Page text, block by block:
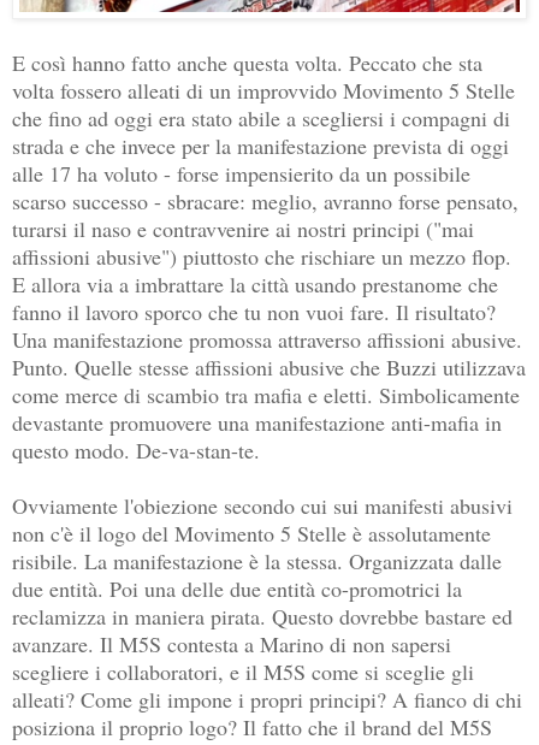
E così hanno fatto anche questa volta. Peccato che sta
volta fossero alleati di un improvvido Movimento 5 Stelle
che fino ad oggi era stato abile a scegliersi i compagni di
strada e che invece per la manifestazione prevista di oggi
alle 17 ha voluto - forse impensierito da un possibile
scarso successo - sbracare: meglio, avranno forse pensato,
turarsi il naso e contravvenire ai nostri principi ("mai
affissioni abusive") piuttosto che rischiare un mezzo flop.
E allora via a imbrattare la città usando prestanome che
fanno il lavoro sporco che tu non vuoi fare. Il risultato?
Una manifestazione promossa attraverso affissioni abusive.
Punto. Quelle stesse affissioni abusive che Buzzi utilizzava
come merce di scambio tra mafia e eletti. Simbolicamente
devastante promuovere una manifestazione anti-mafia in
questo modo. De-va-stan-te.
Ovviamente l'obiezione secondo cui sui manifesti abusivi
non c'è il logo del Movimento 5 Stelle è assolutamente
risibile. La manifestazione è la stessa. Organizzata dalle
due entità. Poi una delle due entità co-promotrici la
reclamizza in maniera pirata. Questo dovrebbe bastare ed
avanzare. Il M5S contesta a Marino di non sapersi
scegliere i collaboratori, e il M5S come si sceglie gli
alleati? Come gli impone i propri principi? A fianco di chi
posiziona il proprio logo? Il fatto che il brand del M5S